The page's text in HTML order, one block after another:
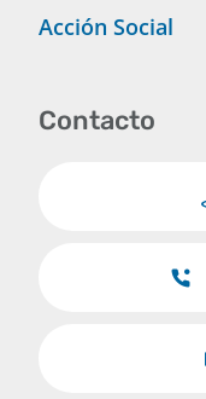
Acción Social
Contacto